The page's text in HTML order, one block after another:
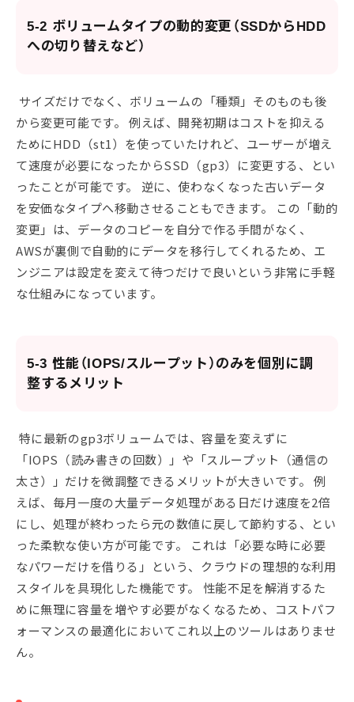
5-2 ボリュームタイプの動的変更（SSDからHDD
への切り替えなど）
サイズだけでなく、ボリュームの「種類」そのものも後
から変更可能です。 例えば、開発初期はコストを抑える
ためにHDD（st1）を使っていたけれど、ユーザーが増え
て速度が必要になったからSSD（gp3）に変更する、とい
ったことが可能です。 逆に、使わなくなった古いデータ
を安価なタイプへ移動させることもできます。 この「動的
変更」は、データのコピーを自分で作る手間がなく、
AWSが裏側で自動的にデータを移行してくれるため、エ
ンジニアは設定を変えて待つだけで良いという非常に手軽
な仕組みになっています。
5-3 性能（IOPS/スループット）のみを個別に調
整するメリット
特に最新のgp3ボリュームでは、容量を変えずに
「IOPS（読み書きの回数）」や「スループット（通信の
太さ）」だけを微調整できるメリットが大きいです。 例
えば、毎月一度の大量データ処理がある日だけ速度を2倍
にし、処理が終わったら元の数値に戻して節約する、とい
った柔軟な使い方が可能です。 これは「必要な時に必要
なパワーだけを借りる」という、クラウドの理想的な利用
スタイルを具現化した機能です。 性能不足を解消するた
めに無理に容量を増やす必要がなくなるため、コストパフ
ォーマンスの最適化においてこれ以上のツールはありませ
ん。